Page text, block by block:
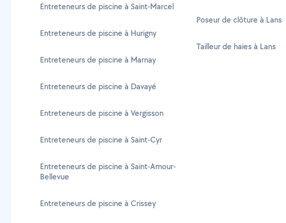
Entreteneurs de piscine à Saint-Marcel
Entreteneurs de piscine à Hurigny
Entreteneurs de piscine à Marnay
Entreteneurs de piscine à Davayé
Entreteneurs de piscine à Vergisson
Entreteneurs de piscine à Saint-Cyr
Entreteneurs de piscine à Saint-Amour-
Bellevue
Entreteneurs de piscine à Crissey
Poseur de clôture à Lans
Tailleur de haies à Lans